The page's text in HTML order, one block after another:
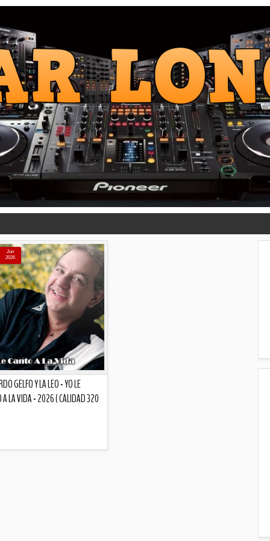
GELFO Y LA LEO - YO LE
A LA VIDA - 2026 ( CALIDAD 320
Jun
2026